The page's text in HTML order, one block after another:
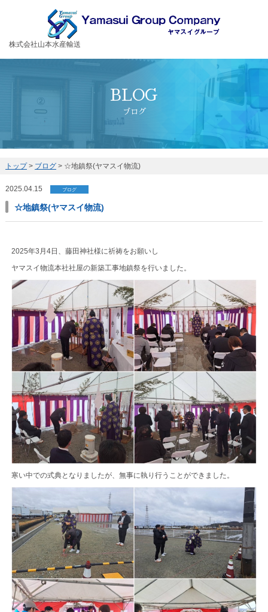
お客様の大切な荷物を安全・丁寧に運送するヤマスイグループ
株式会社山本水産輸送
BLOG
ブログ
トップ> ブログ> ☆地鎮祭(ヤマスイ物流)
2025.04.15 ブログ
☆地鎮祭(ヤマスイ物流)
2025年3月4日、藤田神社様に祈祷をお願いし
ヤマスイ物流本社社屋の新築工事地鎮祭を行いました。
寒い中での式典となりましたが、無事に執り行うことができました。